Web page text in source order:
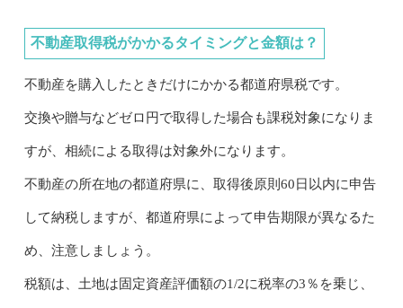
不動産取得税がかかるタイミングと金額は？
不動産を購入したときだけにかかる都道府県税です。
交換や贈与などゼロ円で取得した場合も課税対象になりま
すが、相続による取得は対象外になります。
不動産の所在地の都道府県に、取得後原則60日以内に申告
して納税しますが、都道府県によって申告期限が異なるた
め、注意しましょう。
税額は、土地は固定資産評価額の1/2に税率の3％を乗じ、